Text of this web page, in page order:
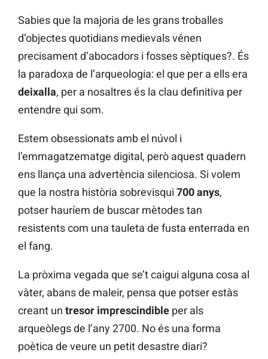
Sabies que la majoria de les grans troballes
d’objectes quotidians medievals vénen
precisament d’abocadors i fosses sèptiques?. És
la paradoxa de l’arqueologia: el que per a ells era
deixalla, per a nosaltres és la clau definitiva per
entendre qui som.
Estem obsessionats amb el núvol i
l’emmagatzematge digital, però aquest quadern
ens llança una advertència silenciosa. Si volem
que la nostra història sobrevisqui 700 anys,
potser hauríem de buscar mètodes tan
resistents com una tauleta de fusta enterrada en
el fang.
La pròxima vegada que se’t caigui alguna cosa al
vàter, abans de maleir, pensa que potser estàs
creant un tresor imprescindible per als
arqueòlegs de l’any 2700. No és una forma
poètica de veure un petit desastre diari?